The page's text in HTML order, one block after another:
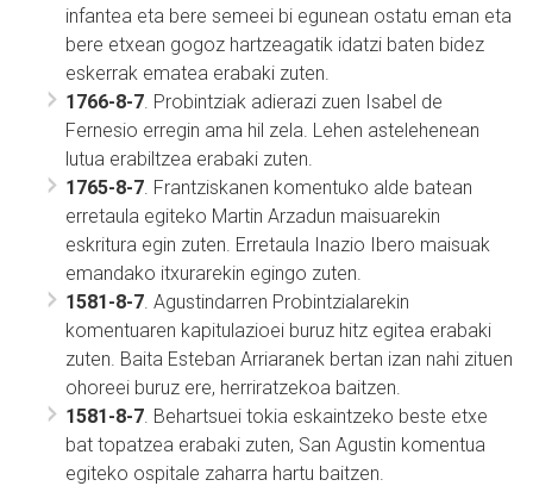
infantea eta bere semeei bi egunean ostatu eman eta
bere etxean gogoz hartzeagatik idatzi baten bidez
eskerrak ematea erabaki zuten.
1766-8-7 . Probintziak adierazi zuen Isabel de
Fernesio erregin ama hil zela. Lehen astelehenean
lutua erabiltzea erabaki zuten.
1765-8-7 . Frantziskanen komentuko alde batean
erretaula egiteko Martin Arzadun maisuarekin
eskritura egin zuten. Erretaula Inazio Ibero maisuak
emandako itxurarekin egingo zuten.
1581-8-7 . Agustindarren Probintzialarekin
komentuaren kapitulazioei buruz hitz egitea erabaki
zuten. Baita Esteban Arriaranek bertan izan nahi zituen
ohoreei buruz ere, herriratzekoa baitzen.
1581-8-7 . Behartsuei tokia eskaintzeko beste etxe
bat topatzea erabaki zuten, San Agustin komentua
egiteko ospitale zaharra hartu baitzen.